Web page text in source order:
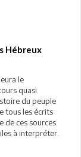
Hébreux
le
quasi
du peuple
tous les écrits
de ces sources
à interpréter.